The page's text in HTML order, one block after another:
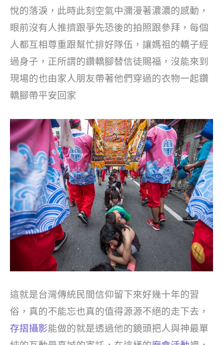
悅的落淚，此時此刻空氣中瀰漫著濃濃的感動，
眼前沒有人推擠跟爭先恐後的拍照跟參拜，每個
人都互相尊重跟幫忙排好隊伍，讓媽祖的轎子經
過身子，正所謂的鑽轎腳替信徒賜福，沒能來到
現場的也由家人朋友帶著他們穿過的衣物一起鑽
轎腳帶平安回家
這就是台灣傳統民間信仰留下來好幾十年的習
俗，真的不能忘也真的值得源源不絕的走下去，
存摺攝影能做的就是透過他的鏡頭把人與神最單